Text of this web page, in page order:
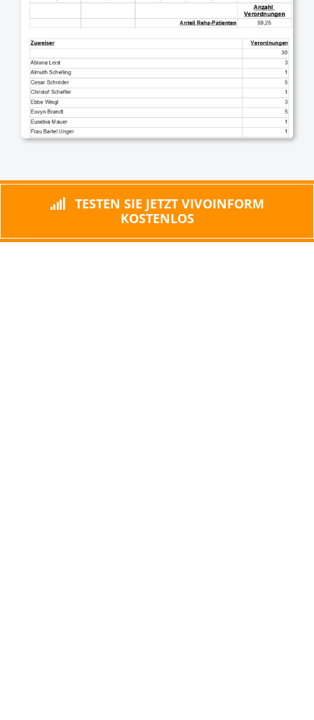
TESTEN SIE JETZT VIVOINFORM
KOSTENLOS